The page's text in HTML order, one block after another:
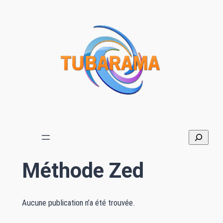
Méthode Zed
Aucune publication n’a été trouvée.